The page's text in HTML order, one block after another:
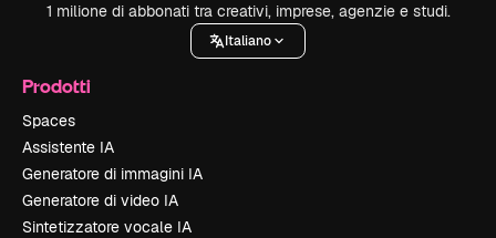
1 milione di abbonati tra creativi, imprese, agenzie e studi.
Italiano
Prodotti
Spaces
Assistente IA
Generatore di immagini IA
Generatore di video IA
Sintetizzatore vocale IA